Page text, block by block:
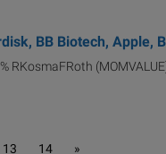
BB Biotech, Apple,
RKosmaFRoth
13 14 »